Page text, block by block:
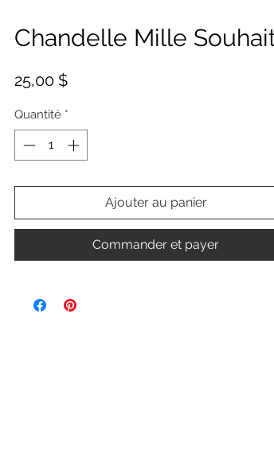
Chandelle Mille
25,00 $Prix
Quantité *
Ajouter au panier
Commander et payer